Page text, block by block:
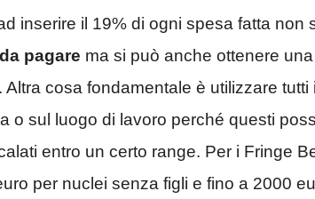
inserire il 19% di ogni spesa fatta non
pagare ma si può anche ottenere una
cosa fondamentale è utilizzare tutti i
o sul luogo di lavoro perché questi
entro un certo range. Per i Fringe
per nuclei senza figli e fino a 2000